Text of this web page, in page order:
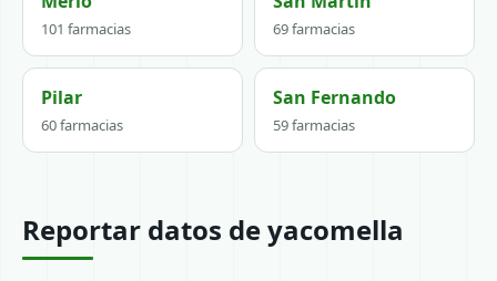
101 farmacias 69 farmacias
Pilar
60 farmacias
San Fernando
59 farmacias
Reportar datos de yacomella